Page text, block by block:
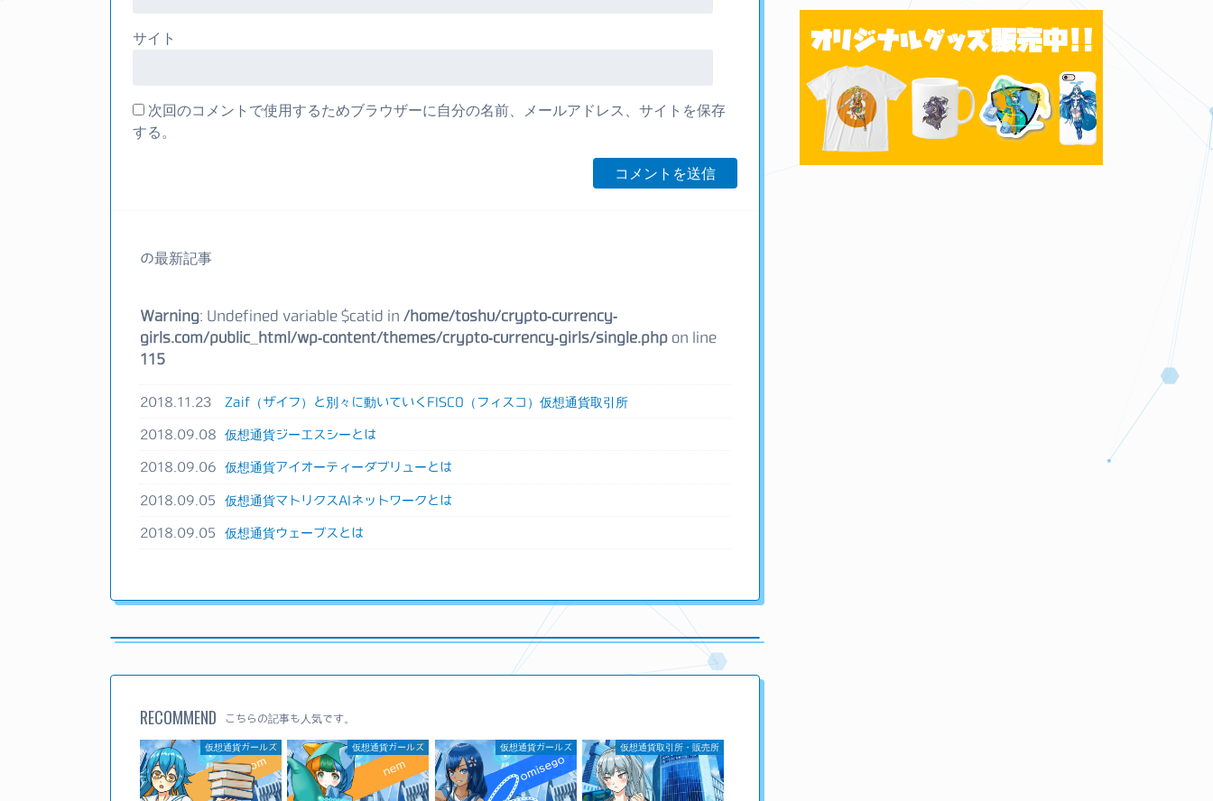
サイト
次回のコメントで使用するためブラウザーに自分の名前、メールアドレス、サイトを保存
する。
の最新記事
Warning: Undefined variable $catid in /home/toshu/crypto-currency-
girls.com/public_html/wp-content/themes/crypto-currency-girls/single.php on line
115
2018.11.23 Zaif（ザイフ）と別々に動いていくFISCO（フィスコ）仮想通貨取引所
2018.09.08 仮想通貨ジーエスシーとは
2018.09.06 仮想通貨アイオーティーダブリューとは
2018.09.05 仮想通貨マトリクスAIネットワークとは
2018.09.05 仮想通貨ウェーブスとは
RECOMMEND こちらの記事も人気です。
仮想通貨ガールズ 仮想通貨ガールズ 仮想通貨ガールズ 仮想通貨取引所・販売所